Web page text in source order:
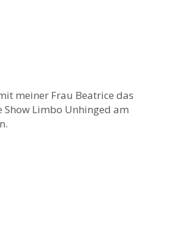
meiner Frau Beatrice das
Limbo Unhinged am